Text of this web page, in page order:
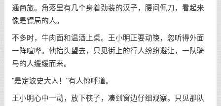
通商旅。角落里有几个身着劲装的汉子，腰间佩刀，看起来
像是镖局的人。
不多时，牛肉面和温酒上桌。王小明正要动筷，忽听得外面
一阵喧哗。他抬头望去，只见街上的行人纷纷避让，一队骑
马的人缓缓而来。
"是定波史大人！"有人惊呼道。
王小明心中一动，放下筷子，凑到窗边仔细观察。只见那队